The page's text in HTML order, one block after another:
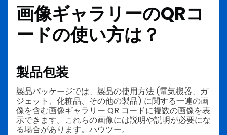
画像ギャラリーのQRコ
ードの使い方は？
製品包装
製品パッケージでは、製品の使用方法 (電気機器、ガ
ジェット、化粧品、その他の製品) に関する一連の画
像を含む画像ギャラリー QR コードに複数の画像を表
示できます。これらの画像には説明や説明が必要にな
る場合があります。ハウツー。